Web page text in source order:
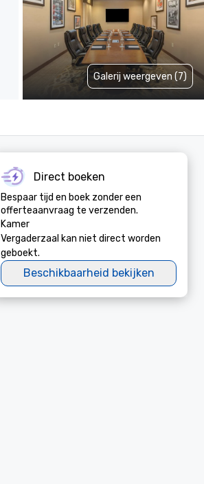
Galerij weergeven (7)
Direct boeken
Bespaar tijd en boek zonder een
offerteaanvraag te verzenden.
Kamer
Vergaderzaal kan niet direct worden
geboekt.
Beschikbaarheid bekijken